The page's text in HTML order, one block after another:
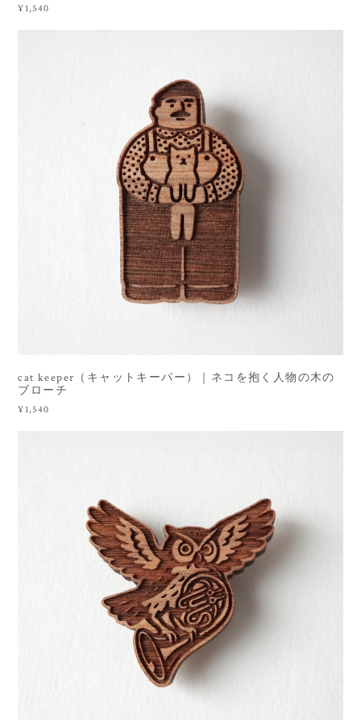
¥1,540
cat keeper（キャットキーパー）｜ネコを抱く人物の木の
ブローチ
¥1,540